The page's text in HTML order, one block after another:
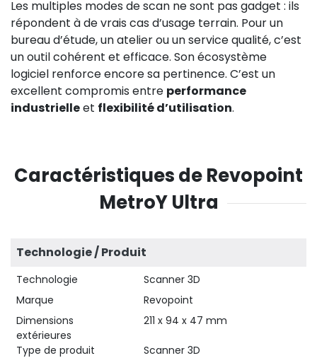
Les multiples modes de scan ne sont pas gadget : ils
répondent à de vrais cas d’usage terrain. Pour un
bureau d’étude, un atelier ou un service qualité, c’est
un outil cohérent et efficace. Son écosystème
logiciel renforce encore sa pertinence. C’est un
excellent compromis entre performance
industrielleet flexibilité d’utilisation.
Caractéristiques de Revopoint
MetroY Ultra
Technologie / Produit
Technologie
Scanner 3D
Marque
Revopoint
Dimensions
extérieures
211 x 94 x 47 mm
Type de produit
Scanner 3D